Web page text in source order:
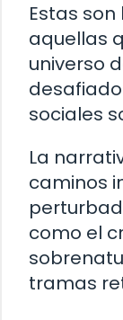
Estas
aquellas
universo
sociales
La
caminos
como el
tramas